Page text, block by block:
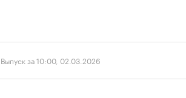
за 10:00, 02.03.2026